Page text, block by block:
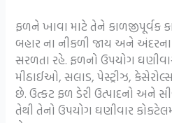
ફળને ખાવા માટે તેને કાળજીપૂર્વક
બહાર ના નીકળી જાય અને
સરળતા રહે. ફળનો ઉપયોગ
મીઠાઈઓ, સલાડ, પેસ્ટ્રીઝ,
છે. ઉત્કટ ફળ ડેરી ઉત્પાદનો અને
તેથી તેનો ઉપયોગ ઘણીવાર